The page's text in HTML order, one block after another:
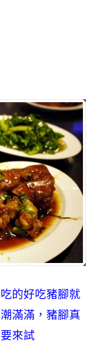
的好吃豬腳就
滿滿，豬腳真
來試